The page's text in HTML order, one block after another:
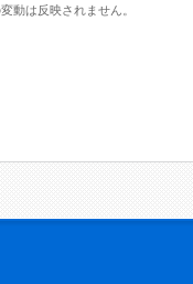
動は反映されません。